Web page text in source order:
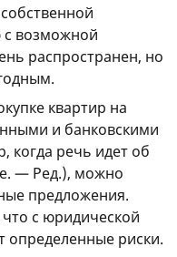
с возможной
распространен, но
квартир на
и банковскими
когда речь идет об
— Ред.), можно
предложения.
с юридической
определенные риски.